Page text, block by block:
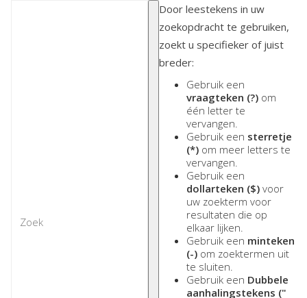
Door leestekens in uw
zoekopdracht te gebruiken,
zoekt u specifieker of juist
breder:
Gebruik een
vraagteken (?) om
één letter te
vervangen.
Gebruik een sterretje
(*) om meer letters te
vervangen.
Gebruik een
dollarteken ($) voor
uw zoekterm voor
resultaten die op
elkaar lijken.
Gebruik een minteken
(-) om zoektermen uit
te sluiten.
Gebruik een Dubbele
aanhalingstekens ("